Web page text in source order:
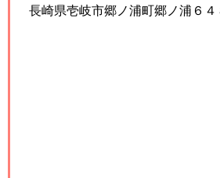
長崎県壱岐市郷ノ浦町郷ノ浦６４